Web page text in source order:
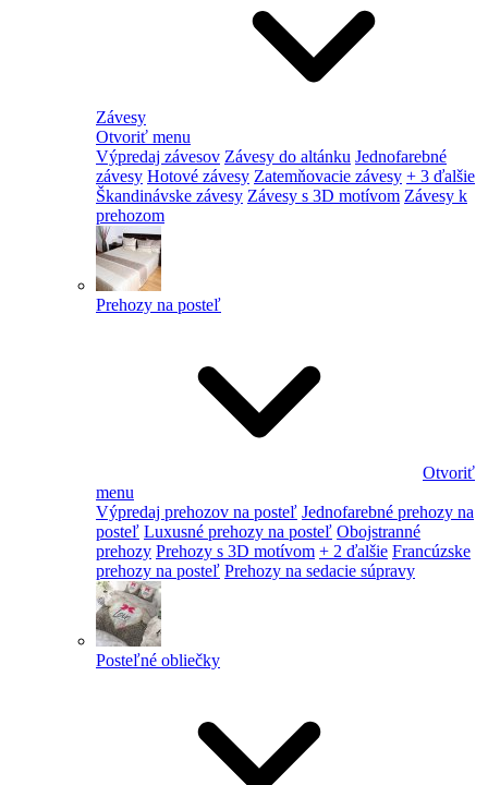
Závesy
Otvoriť menu
Výpredaj závesov Závesy do altánku Jednofarebné
závesy Hotové závesy Zatemňovacie závesy + 3 ďalšie
Škandinávske závesy Závesy s 3D motívom Závesy k
prehozom
Prehozy na posteľ
Otvoriť
menu
Výpredaj prehozov na posteľ Jednofarebné prehozy na
posteľ Luxusné prehozy na posteľ Obojstranné
prehozy Prehozy s 3D motívom + 2 ďalšie Francúzske
prehozy na posteľ Prehozy na sedacie súpravy
Posteľné obliečky